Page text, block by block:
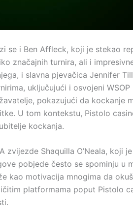
se i Ben Affleck, koji je stekao
značajnih turnira, ali i
i slavna pjevačica Jennifer
uključujući i osvojeni WSOP
pokazujući da kockanje
U tom kontekstu, Pistolo
kockanja.
zvijezde Shaquilla O’Neala, koji
pobjede često se spominju u
kao motivacija mnogima da
platformama poput Pistolo